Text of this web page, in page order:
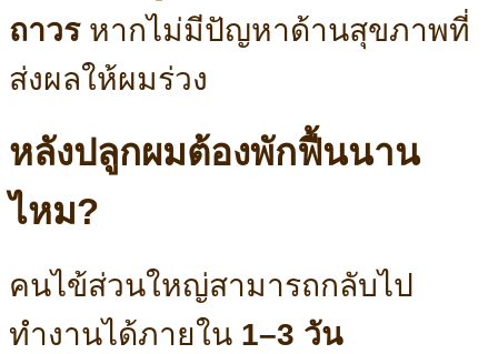
ถาวร หากไม่มีปัญหาด้านสุขภาพที่
ส่งผลให้ผมร่วง
หลังปลูกผมต้องพักฟื้นนาน
ไหม?
คนไข้ส่วนใหญ่สามารถกลับไป
ทำงานได้ภายใน 1–3 วัน